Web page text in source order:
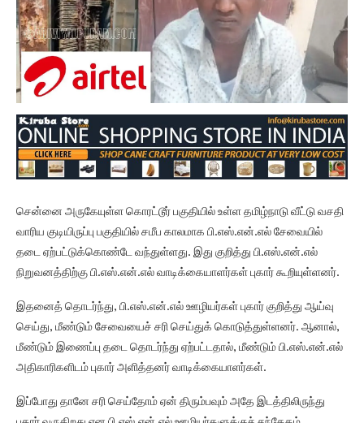
சென்னை அருகேயுள்ள கொரட்டூர் பகுதியில் உள்ள தமிழ்நாடு வீட்டு வசதி
வாரிய குடியிருப்பு பகுதியில் சமீப காலமாக பி.எஸ்.என்.எல் சேவையில்
தடை ஏற்பட்டுக்கொண்டே வந்துள்ளது. இது குறித்து பி.எஸ்.என்.எல்
நிறுவனத்திற்கு பி.எஸ்.என்.எல் வாடிக்கையாளர்கள் புகார் கூறியுள்ளனர்.
இதனைத் தொடர்ந்து, பி.எஸ்.என்.எல் ஊழியர்கள் புகார் குறித்து ஆய்வு
செய்து, மீண்டும் சேவையைச் சரி செய்துக் கொடுத்துள்ளனர். ஆனால்,
மீண்டும் இணைப்பு தடை தொடர்ந்து ஏற்பட்டதால், மீண்டும் பி.எஸ்.என்.எல்
அதிகாரிகளிடம் புகார் அளித்தனர் வாடிக்கையாளர்கள்.
இப்போது தானே சரி செய்தோம் ஏன் திரும்பவும் அதே இடத்திலிருந்து